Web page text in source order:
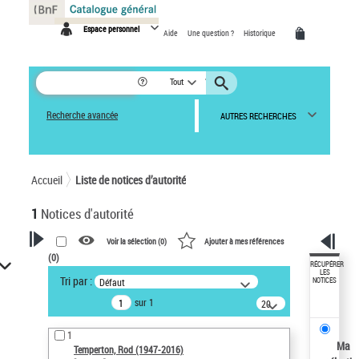
Espace personnel Aide Une question ? Historique
Tout
Recherche avancée AUTRES RECHERCHES
Accueil Liste de notices d’autorité
1 Notices d'autorité
VOTRE RECHERCHE
Recherche avancée dans les
notices d’autorité
Œuvres liées à l'auteur :
Temperton, Rod (1947-2016)
Voir la sélection (0) Ajouter à mes références
(0)
Tri par : Défaut
sur 1
20
résultats/page
1
Temperton, Rod (1947-2016)
RÉCUPÉRER
LES
NOTICES
Ma
Panneau de gestion des cookies